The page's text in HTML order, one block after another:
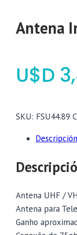
Antena
$
SKU: FSU44.89
Descripción
Antena UHF /
Antena para
Ganho